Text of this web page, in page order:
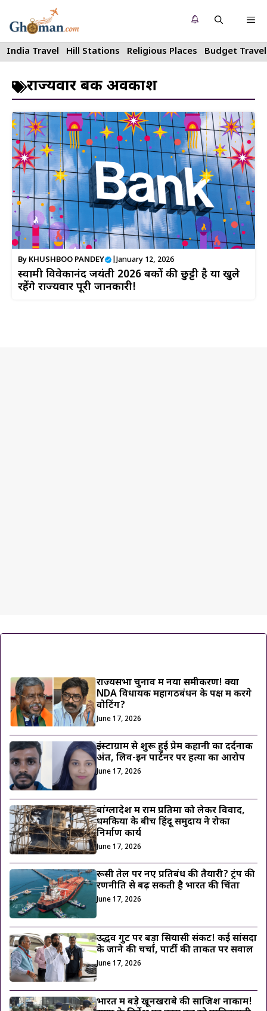
to
content
India Travel Hill Stations Religious Places Budget Travel
राज्यवार बैंक अवकाश
By KHUSHBOO PANDEY January 12, 2026
स्वामी विवेकानंद जयंती 2026 बैंकों की छुट्टी है या खुले
रहेंगे राज्यवार पूरी जानकारी!
राज्यसभा चुनाव में नया समीकरण! क्या
NDA विधायक महागठबंधन के पक्ष में करेंगे
वोटिंग?
June 17, 2026
इंस्टाग्राम से शुरू हुई प्रेम कहानी का दर्दनाक
अंत, लिव-इन पार्टनर पर हत्या का आरोप
June 17, 2026
बांग्लादेश में राम प्रतिमा को लेकर विवाद,
धमकियों के बीच हिंदू समुदाय ने रोका
निर्माण कार्य
June 17, 2026
रूसी तेल पर नए प्रतिबंध की तैयारी? ट्रंप की
रणनीति से बढ़ सकती है भारत की चिंता
June 17, 2026
उद्धव गुट पर बड़ा सियासी संकट! कई सांसदों
के जाने की चर्चा, पार्टी की ताकत पर सवाल
June 17, 2026
भारत में बड़े खूनखराबे की साजिश नाकाम!